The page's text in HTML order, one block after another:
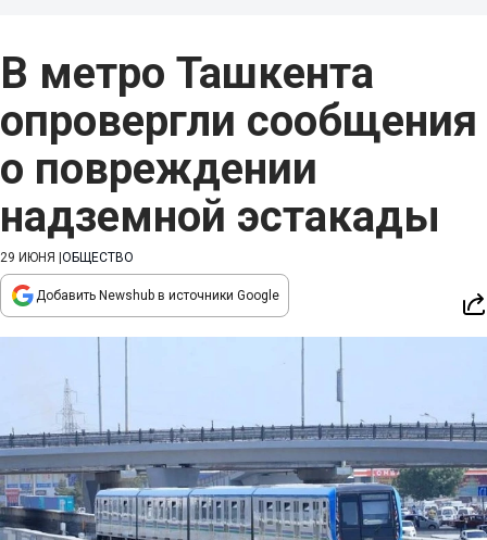
В метро Ташкента
опровергли сообщения
о повреждении
надземной эстакады
29 ИЮНЯ ОБЩЕСТВО
Добавить Newshub в источники Google